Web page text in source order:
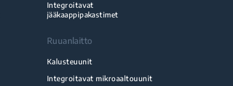
Integroitavat
jääkaappipakastimet
Ruuanlaitto
Kalusteuunit
Integroitavat mikroaaltouunit